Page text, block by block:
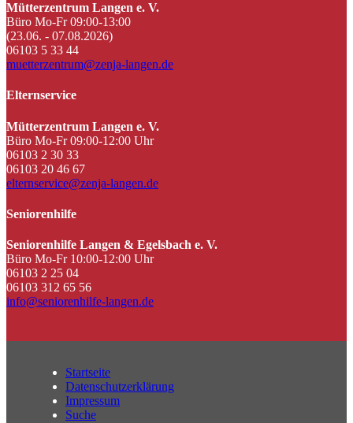
Mütterzentrum Langen e. V.
Büro Mo-Fr 09:00-13:00
(23.06. - 07.08.2026)
06103 5 33 44
muetterzentrum@zenja-langen.de
Elternservice
Mütterzentrum Langen e. V.
Büro Mo-Fr 09:00-12:00 Uhr
06103 2 30 33
06103 20 46 67
elternservice@zenja-langen.de
Seniorenhilfe
Seniorenhilfe Langen & Egelsbach e. V.
Büro Mo-Fr 10:00-12:00 Uhr
06103 2 25 04
06103 312 65 56
info@seniorenhilfe-langen.de
Startseite
Datenschutzerklärung
Impressum
Suche